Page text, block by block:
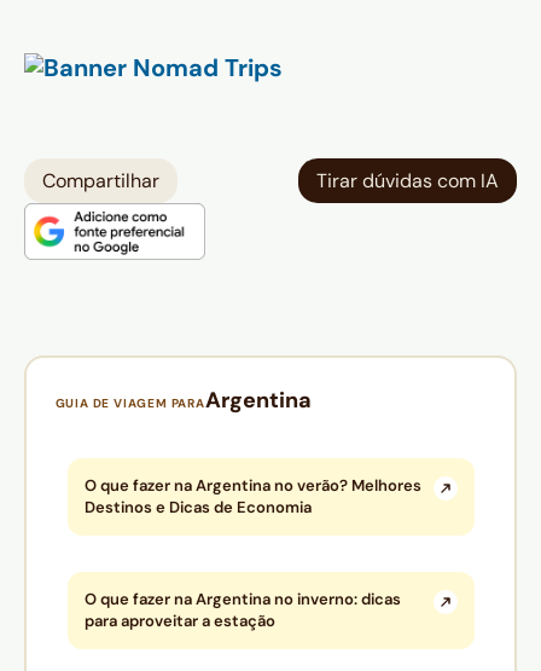
Compartilhar Tirar dúvidas com IA
GUIA DE VIAGEM PARAArgentina
O que fazer na Argentina no verão? Melhores
Destinos e Dicas de Economia
O que fazer na Argentina no inverno: dicas
para aproveitar a estação